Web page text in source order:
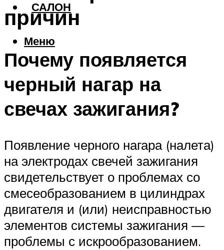
САЛОН
Меню
причин
Почему появляется
черный нагар на
свечах зажигания?
Появление черного нагара (налета)
на электродах свечей зажигания
свидетельствует о проблемах со
смесеобразованием в цилиндрах
двигателя и (или) неисправностью
элементов системы зажигания —
проблемы с искрообразованием.